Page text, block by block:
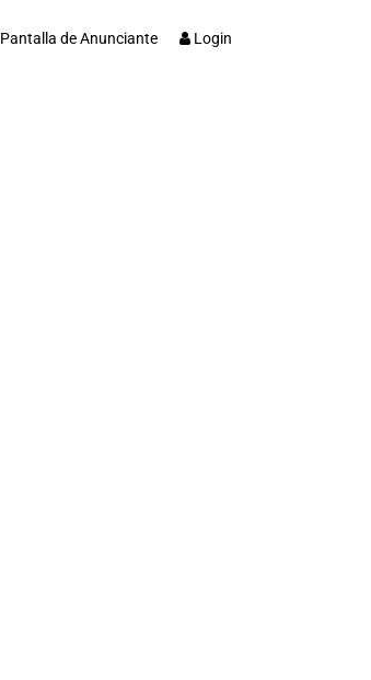
Pantalla de Anunciante Login